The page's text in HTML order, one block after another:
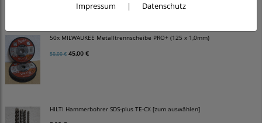
50x MILWAUKEE Metalltrennscheibe PRO+ (125 x 1,0mm)
50,00 € 45,00 €
HILTI Hammerbohrer SDS-plus TE-CX [zum auswählen]
Impressum | Datenschutz